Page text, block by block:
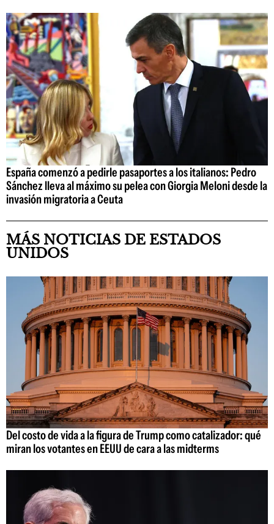
España comenzó a pedirle pasaportes a los italianos: Pedro
Sánchez lleva al máximo su pelea con Giorgia Meloni desde la
invasión migratoria a Ceuta
MÁS NOTICIAS DE ESTADOS
UNIDOS
Del costo de vida a la figura de Trump como catalizador: qué
miran los votantes en EEUU de cara a las midterms